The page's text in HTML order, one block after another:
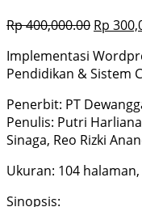
Rp400,000.00 Rp
Implementasi
Pendidikan & Sistem
Penerbit: PT
Penulis: Putri
Sinaga, Reo Rizki
Ukuran: 104 halaman,
Sinopsis: